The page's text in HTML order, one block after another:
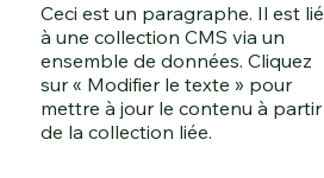
Ceci est un paragraphe. Il est lié
à une collection CMS via un
ensemble de données. Cliquez
sur « Modifier le texte » pour
mettre à jour le contenu à partir
de la collection liée.